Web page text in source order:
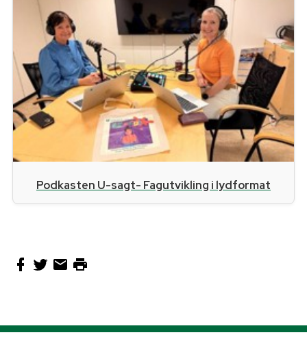
Podkasten U-sagt- Fagutvikling i lydformat